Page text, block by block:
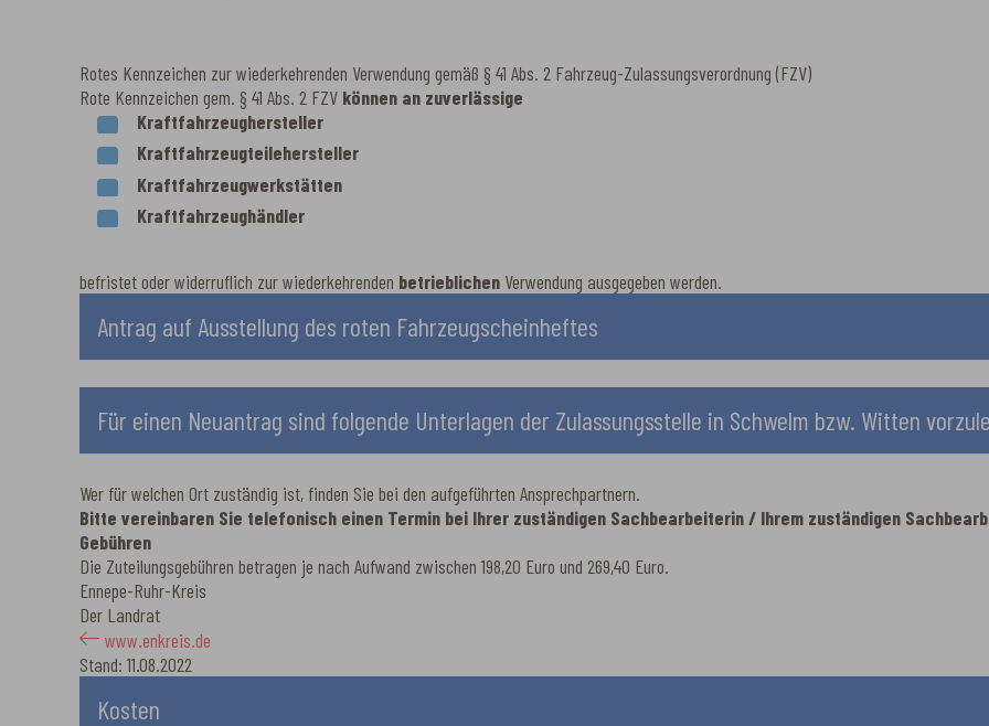
Rotes Kennzeichen zur wiederkehrenden Verwendung gemäß § 41 Abs. 2 Fahrzeug-Zulassungsverordnung (FZV)
Rote Kennzeichen gem. § 41 Abs. 2 FZV können an zuverlässige
Kraftfahrzeughersteller
Kraftfahrzeugteilehersteller
Kraftfahrzeugwerkstätten
Kraftfahrzeughändler
befristet oder widerruflich zur wiederkehrenden betrieblichen Verwendung ausgegeben werden.
Antrag auf Ausstellung des roten Fahrzeugscheinheftes
Für einen Neuantrag sind folgende Unterlagen der Zulassungsstelle in Schwelm bzw. Witten
Wer für welchen Ort zuständig ist, finden Sie bei den aufgeführten Ansprechpartnern.
Bitte vereinbaren Sie telefonisch einen Termin bei Ihrer zuständigen Sachbearbeiterin / Ihrem zuständigen
Gebühren
Die Zuteilungsgebühren betragen je nach Aufwand zwischen 198,20 Euro und 269,40 Euro.
Ennepe-Ruhr-Kreis
Der Landrat
www.enkreis.de
Stand: 11.08.2022
Kosten